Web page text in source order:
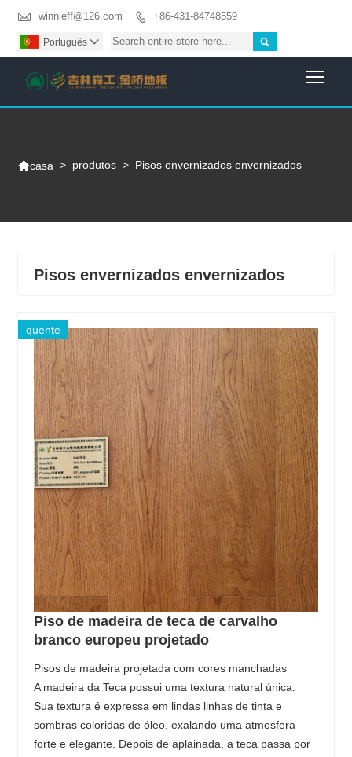
 winnieff@126.com  +86-431-84748559

Português 
casa > produtos > Pisos envernizados envernizados
Pisos envernizados envernizados
quente
Piso de madeira de teca de carvalho
branco europeu projetado
Pisos de madeira projetada com cores manchadas
A madeira da Teca possui uma textura natural única.
Sua textura é expressa em lindas linhas de tinta e
sombras coloridas de óleo, exalando uma atmosfera
forte e elegante. Depois de aplainada, a teca passa por